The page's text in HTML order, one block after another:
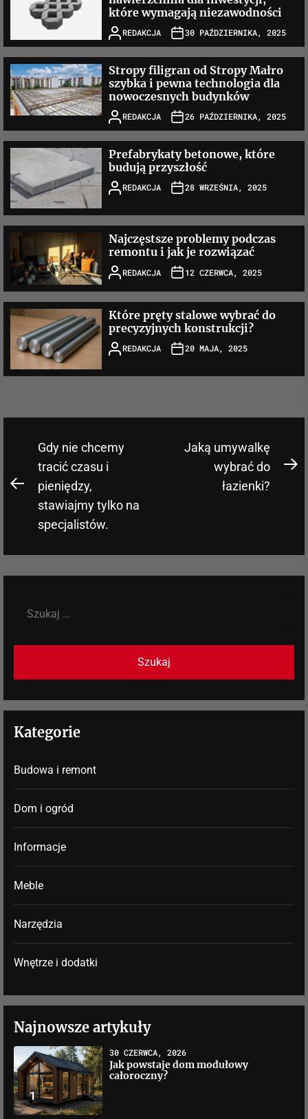
które wymagają niezawodności
REDAKCJA 30 PAŹDZIERNIKA, 2025
Stropy filigran od Stropy Małro
szybka i pewna technologia dla
nowoczesnych budynków
REDAKCJA 26 PAŹDZIERNIKA, 2025
Prefabrykaty betonowe, które
budują przyszłość
REDAKCJA 28 WRZEŚNIA, 2025
Najczęstsze problemy podczas
remontu i jak je rozwiązać
REDAKCJA 12 CZERWCA, 2025
Które pręty stalowe wybrać do
precyzyjnych konstrukcji?
REDAKCJA 20 MAJA, 2025
Nawigacja
wpisu
Previous
Gdy nie chcemy
tracić czasu i
pieniędzy,
stawiajmy tylko na
specjalistów.
Jaką umywalkę
wybrać do
łazienki?
Kategorie
Budowa i remont
Dom i ogród
Informacje
Meble
Narzędzia
Wnętrze i dodatki
Najnowsze artykuły
1
30 CZERWCA, 2026
Jak powstaje dom modułowy
całoroczny?